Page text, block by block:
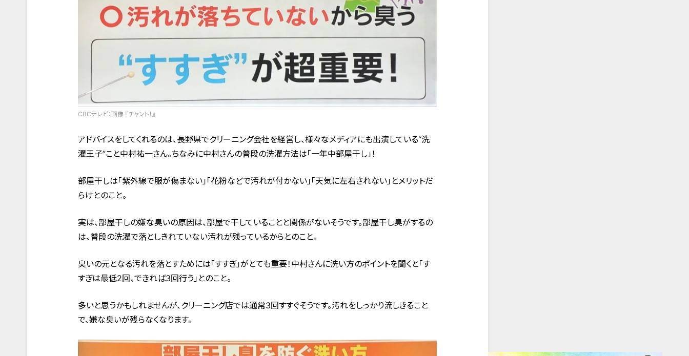
CBCテレビ：画像 『チャント！』
アドバイスをしてくれるのは、長野県でクリーニング会社を経営し、様々なメディアにも出演している“洗
濯王子”こと中村祐一さん。ちなみに中村さんの普段の洗濯方法は「一年中部屋干し」！
部屋干しは「紫外線で服が傷まない」「花粉などで汚れが付かない」「天気に左右されない」とメリットだ
らけとのこと。
実は、部屋干しの嫌な臭いの原因は、部屋で干していることと関係がないそうです。部屋干し臭がするの
は、普段の洗濯で落としきれていない汚れが残っているからとのこと。
臭いの元となる汚れを落とすためには「すすぎ」がとても重要！中村さんに洗い方のポイントを聞くと「す
すぎは最低2回、できれば3回行う」とのこと。
多いと思うかもしれませんが、クリーニング店では通常3回すすぐそうです。汚れをしっかり流しきること
で、嫌な臭いが残らなくなります。